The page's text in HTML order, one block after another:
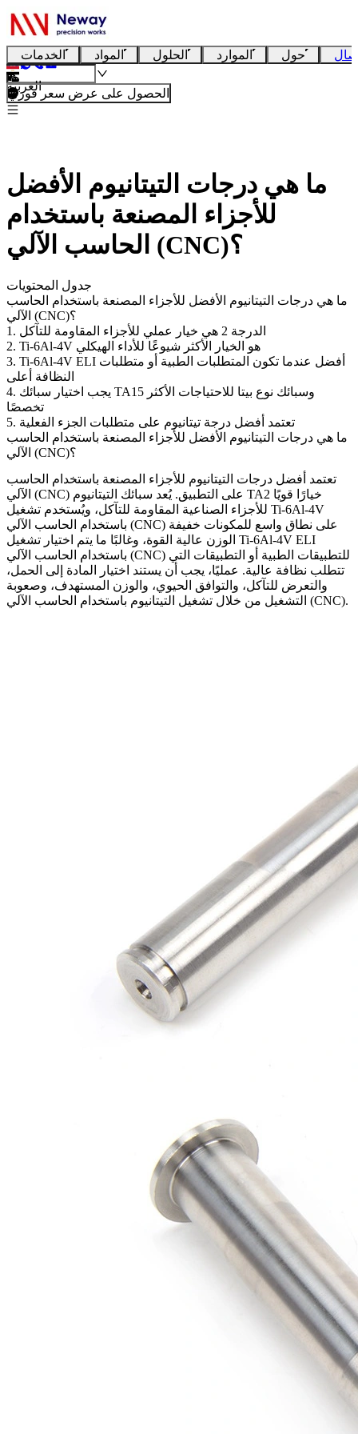
الخدمات المواد الحلول الموارد حول
العربية
الحصول على عرض سعر فوري
ما هي درجات التيتانيوم الأفضل
للأجزاء المصنعة باستخدام
الحاسب الآلي (CNC)؟
جدول المحتويات
ما هي درجات التيتانيوم الأفضل للأجزاء المصنعة باستخدام الحاسب
الآلي (CNC)؟
1. الدرجة 2 هي خيار عملي للأجزاء المقاومة للتآكل
2. Ti-6Al-4V هو الخيار الأكثر شيوعًا للأداء الهيكلي
3. Ti-6Al-4V ELI أفضل عندما تكون المتطلبات الطبية أو متطلبات
النظافة أعلى
4. يجب اختيار سبائك TA15 وسبائك نوع بيتا للاحتياجات الأكثر
تخصصًا
5. تعتمد أفضل درجة تيتانيوم على متطلبات الجزء الفعلية
ما هي درجات التيتانيوم الأفضل للأجزاء المصنعة باستخدام الحاسب
الآلي (CNC)؟
تعتمد أفضل درجات التيتانيوم للأجزاء المصنعة باستخدام الحاسب
الآلي (CNC)
على التطبيق. يُعد سبائك التيتانيوم TA2
للأجزاء الصناعية المقاومة للتآكل، ويُستخدم تشغيل Ti-6Al-4V
باستخدام الحاسب الآلي (CNC)
الوزن عالية القوة، وغالبًا ما يتم اختيار تشغيل Ti-6Al-4V ELI
باستخدام الحاسب الآلي (CNC)
تتطلب نظافة عالية. عمليًا، يجب أن يستند اختيار المادة إلى الحمل،
والتعرض للتآكل، والتوافق الحيوي، والوزن المستهدف، وصعوبة
التشغيل من خلال تشغيل التيتانيوم باستخدام الحاسب الآلي (CNC).